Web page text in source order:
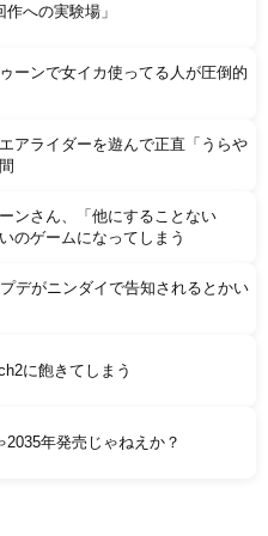
への実験場」
ーンで女イカ使ってる人が圧倒的
アライダーを遊んで正直「うらや
ンさん、「他にすることない
のゲームになってしまう
デがニンダイで告知されるとかい
に飽きてしまう
年発売じゃねえか？